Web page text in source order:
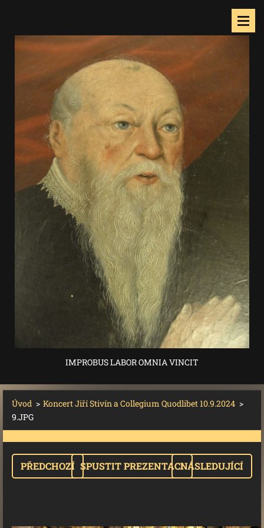
IMPROBUS LABOR OMNIA VINCIT
Úvod > Koncert Jiří Stivín a Collegium Quodlibet 10.9.2024 >
9.JPG
PŘEDCHOZÍ SPUSTIT PREZENTACINÁSLEDUJÍCÍ